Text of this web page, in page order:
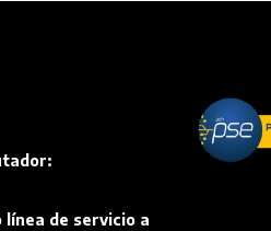
de servicio a